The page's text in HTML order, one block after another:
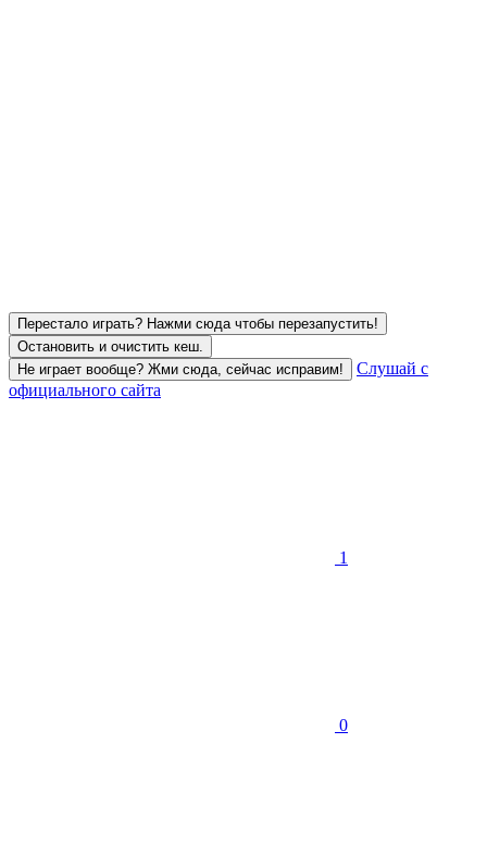
Перестало играть? Нажми сюда чтобы перезапустить!
Остановить и очистить кеш.
Не играет вообще? Жми сюда, сейчас исправим!
Слушай с
официального сайта
1
0